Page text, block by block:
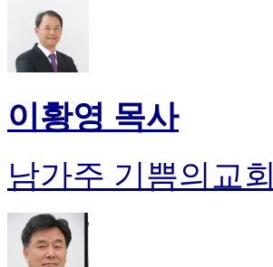
이황영 목사
남가주 기쁨의교회